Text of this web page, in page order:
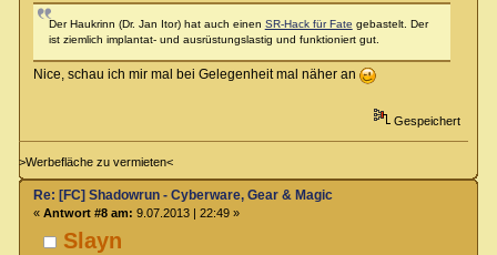
Der Haukrinn (Dr. Jan Itor) hat auch einen SR-Hack für Fate gebastelt. Der
ist ziemlich implantat- und ausrüstungslastig und funktioniert gut.
Nice, schau ich mir mal bei Gelegenheit mal näher an
Gespeichert
>Werbefläche zu vermieten<
Slayn
Re: [FC] Shadowrun - Cyberware, Gear & Magic
« Antwort #8 am: 9.07.2013 | 22:49 »